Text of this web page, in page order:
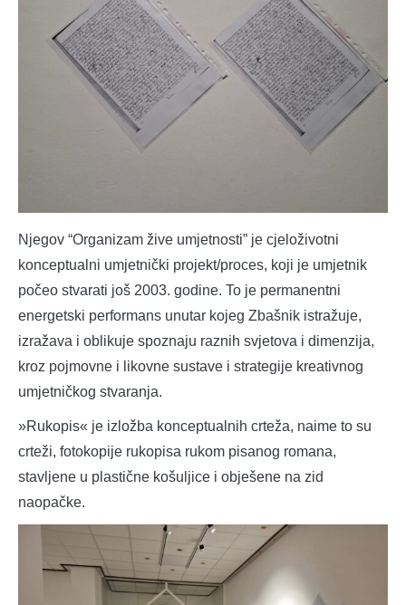
Njegov “Organizam žive umjetnosti” je cjeloživotni
konceptualni umjetnički projekt/proces, koji je umjetnik
počeo stvarati još 2003. godine. To je permanentni
energetski performans unutar kojeg Zbašnik istražuje,
izražava i oblikuje spoznaju raznih svjetova i dimenzija,
kroz pojmovne i likovne sustave i strategije kreativnog
umjetničkog stvaranja.
»Rukopis« je izložba konceptualnih crteža, naime to su
crteži, fotokopije rukopisa rukom pisanog romana,
stavljene u plastične košuljice i obješene na zid
naopačke.